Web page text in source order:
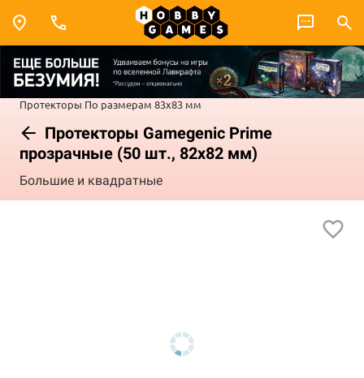
Протекторы По размерам 83x83 мм
Протекторы Gamegenic Prime
прозрачные (50 шт., 82x82 мм)
Большие и квадратные